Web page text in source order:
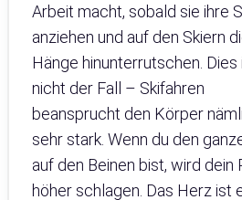
Arbeit macht, sobald sie ihre
anziehen und auf den Skiern
Hänge hinunterrutschen. Dies
nicht der Fall – Skifahren
beansprucht den Körper
sehr stark. Wenn du den
auf den Beinen bist, wird dein
höher schlagen. Das Herz ist